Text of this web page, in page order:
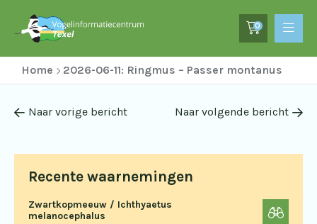
0
Home 2026-06-11: Ringmus – Passer montanus
Recente waarnemingen
Zwartkopmeeuw / Ichthyaetus
melanocephalus
Naar vorige bericht Naar volgende bericht